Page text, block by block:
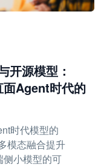
开源模型：
Agent时代的
时代模型的
模态融合提升
小模型的可